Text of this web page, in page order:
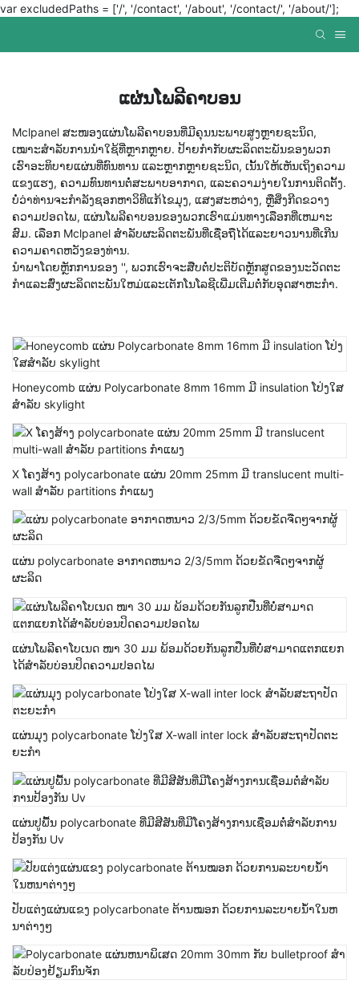
var excludedPaths = ['/', '/contact', '/about', '/contact/', '/about/'];
ແຜ່ນໂພລີຄາບອນ
Mclpanel ສະໜອງແຜ່ນໂພລີຄາບອນທີ່ມີຄຸນນະພາບສູງຫຼາຍຊະນິດ,
ເໝາະສຳລັບການນຳໃຊ້ທີ່ຫຼາກຫຼາຍ. ປ້າຍກຳກັບຜະລິດຕະພັນຂອງພວກ
ເຮົາອະທິບາຍແຜ່ນທີ່ທົນທານ ແລະຫຼາກຫຼາຍຊະນິດ, ເນັ້ນໃຫ້ເຫັນເຖິງຄວາມ
ແຂງແຮງ, ຄວາມທົນທານຕໍ່ສະພາບອາກາດ, ແລະຄວາມງ່າຍໃນການຕິດຕັ້ງ.
ບໍ່ວ່າທ່ານຈະກໍາລັງຊອກຫາວິທີແກ້ໄຂມຸງ, ແສງສະຫວ່າງ, ຫຼືສິ່ງກີດຂວາງ
ຄວາມປອດໄພ, ແຜ່ນໂພລີຄາບອນຂອງພວກເຮົາແມ່ນທາງເລືອກທີ່ເຫມາະ
ສົມ. ເລືອກ Mclpanel ສໍາລັບຜະລິດຕະພັນທີ່ເຊື່ອຖືໄດ້ແລະຍາວນານທີ່ເກີນ
ຄວາມຄາດຫວັງຂອງທ່ານ.
ນໍາພາໂດຍຫຼັກການຂອງ '', ພວກເຮົາຈະສືບຕໍ່ປະຕິບັດຫຼັກສູດຂອງນະວັດຕະ
ກໍາແລະສົ່ງຜະລິດຕະພັນໃຫມ່ແລະເຕັກໂນໂລຊີເພີ່ມເຕີມຕໍ່ກັບອຸດສາຫະກໍາ.
Honeycomb ແຜ່ນ Polycarbonate 8mm 16mm ມີ insulation ໂປ່ງໃສ
ສໍາລັບ skylight
X ໂຄງສ້າງ polycarbonate ແຜ່ນ 20mm 25mm ມີ translucent multi-
wall ສໍາລັບ partitions ກໍາແພງ
ແຜ່ນ polycarbonate ອາກາດຫນາວ 2/3/5mm ດ້ວຍຂັດຈືດໆຈາກຜູ້
ຜະລິດ
ແຜ່ນໂພລີຄາໂບເນດ ໜາ 30 ມມ ພ້ອມດ້ວຍກັນລູກປືນທີ່ບໍ່ສາມາດແຕກແຍກ
ໄດ້ສຳລັບບ່ອນປິດຄວາມປອດໄພ
ແຜ່ນມຸງ polycarbonate ໂປ່ງໃສ X-wall inter lock ສໍາລັບສະຖາປັດຕະ
ຍະກໍາ
ແຜ່ນປູພື້ນ polycarbonate ທີ່ມີສີສັນທີ່ມີໂຄງສ້າງການເຊື່ອມຕໍ່ສໍາລັບການ
ປ້ອງກັນ Uv
ປັບແຕ່ງແຜ່ນແຂງ polycarbonate ຕ້ານໝອກ ດ້ວຍການລະບາຍນ້ໍາໃນຫ
ນາຕ່າງໆ